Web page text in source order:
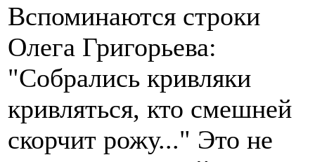
Вспоминаются строки
Олега Григорьева:
"Собрались кривляки
кривляться, кто смешней
скорчит рожу..." Это не